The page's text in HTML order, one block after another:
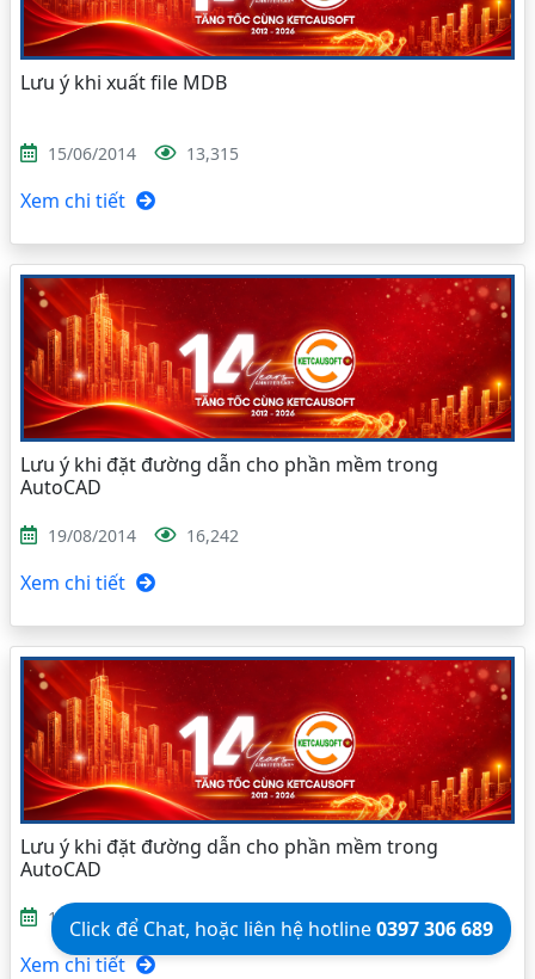
Lưu ý khi xuất file MDB
15/06/2014 13,315
Xem chi tiết
Lưu ý khi đặt đường dẫn cho phần mềm trong
AutoCAD
19/08/2014 16,242
Xem chi tiết
Lưu ý khi đặt đường dẫn cho phần mềm trong
AutoCAD
19/08/2014 11,090
Xem chi tiết
Click để Chat, hoặc liên hệ hotline0397 306 689